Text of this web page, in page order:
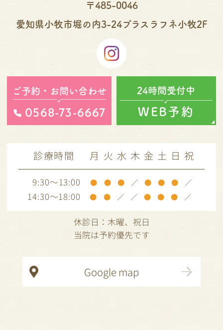
〒485-0046
愛知県小牧市堀の内3-24プラスラフネ小牧2F
ご予約・お問い合わせ
0568-73-6667
24時間受付中
WEB予約
診療時間 月 火 水 木 金 土 日 祝
9:30～13:00 ● ● ● ／ ● ● ● ／
14:30～18:00 ● ● ／ ／ ● ● ● ／
休診日：木曜、 祝日
当院は予約優先です
Google map